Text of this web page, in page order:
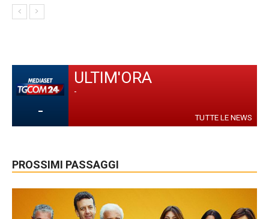
-
ULTIM'ORA
-
TUTTE LE NEWS
PROSSIMI PASSAGGI